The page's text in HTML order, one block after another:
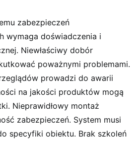
zabezpieczeń
wymaga doświadczenia i
Niewłaściwy dobór
poważnymi problemami.
prowadzi do awarii
na jakości produktów mogą
Nieprawidłowy montaż
zabezpieczeń. System musi
specyfiki obiektu. Brak szkoleń